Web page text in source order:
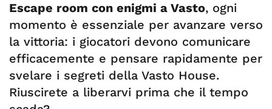
Escape room con enigmi a Vasto, ogni
momento è essenziale per avanzare verso
la vittoria: i giocatori devono comunicare
efficacemente e pensare rapidamente per
svelare i segreti della Vasto House.
Riuscirete a liberarvi prima che il tempo